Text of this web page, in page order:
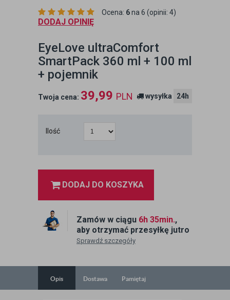
Ocena: 6na 6 (opinii: 4)
DODAJ OPINIĘ
EyeLove ultraComfort
SmartPack 360 ml + 100 ml
+ pojemnik
Twoja cena: 39,99 PLN wysyłka 24h
Ilość
DODAJ DO KOSZYKA
Zamów w ciągu 6h 35min.,
aby otrzymać przesyłkę jutro
Sprawdź szczegóły
Opis Dostawa Pamiętaj